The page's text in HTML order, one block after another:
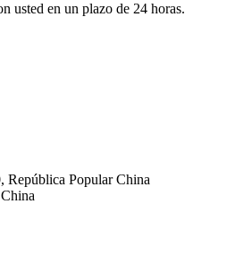
usted en un plazo de 24 horas.
República Popular China